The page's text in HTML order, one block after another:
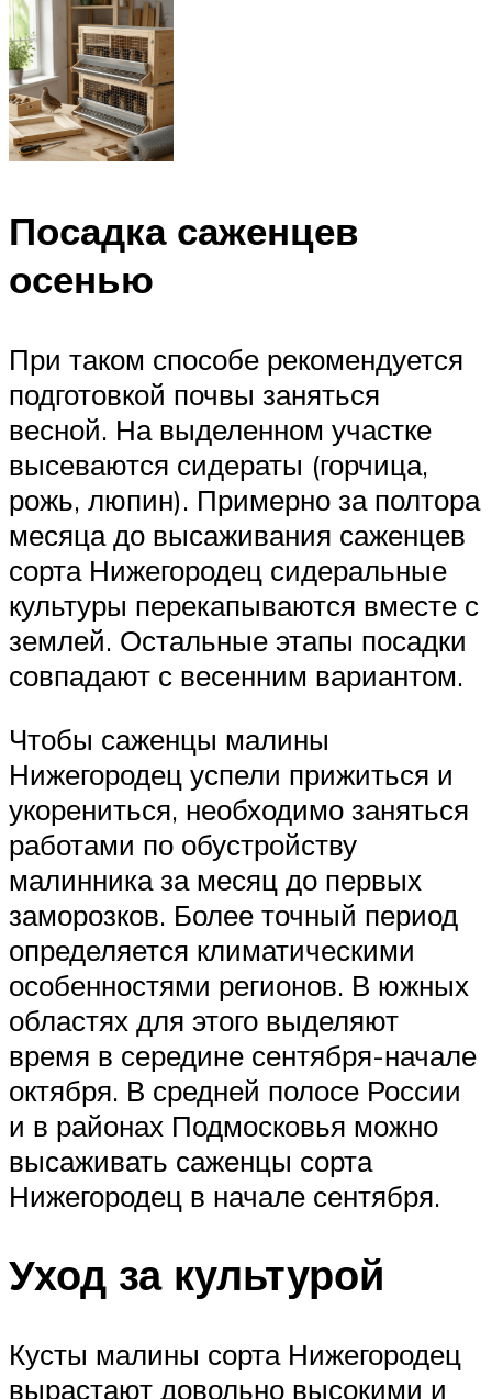
Посадка саженцев
осенью
При таком способе рекомендуется
подготовкой почвы заняться
весной. На выделенном участке
высеваются сидераты (горчица,
рожь, люпин). Примерно за полтора
месяца до высаживания саженцев
сорта Нижегородец сидеральные
культуры перекапываются вместе с
землей. Остальные этапы посадки
совпадают с весенним вариантом.
Чтобы саженцы малины
Нижегородец успели прижиться и
укорениться, необходимо заняться
работами по обустройству
малинника за месяц до первых
заморозков. Более точный период
определяется климатическими
особенностями регионов. В южных
областях для этого выделяют
время в середине сентября-начале
октября. В средней полосе России
и в районах Подмосковья можно
высаживать саженцы сорта
Нижегородец в начале сентября.
Уход за культурой
Кусты малины сорта Нижегородец
вырастают довольно высокими и